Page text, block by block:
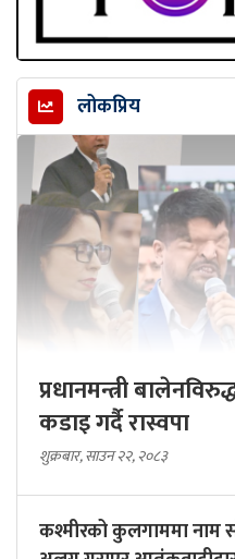
लोकप्रिय
प्रधानमन्त्री
कडाइ गर्दै रास्वपा
शुक्रबार, साउन २२, २०८३
कश्मीरको कुलगाममा नाम